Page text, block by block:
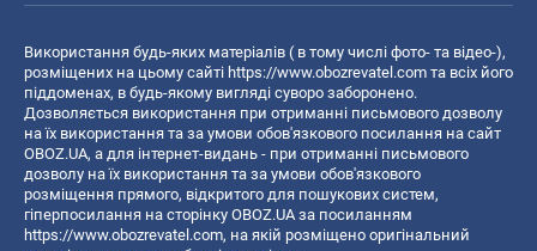
Використання будь-яких матеріалів ( в тому числі фото- та відео-),
розміщених на цьому сайті https://www.obozrevatel.com та всіх його
піддоменах, в будь-якому вигляді суворо заборонено.
Дозволяється використання при отриманні письмового дозволу
на їх використання та за умови обов'язкового посилання на сайт
OBOZ.UA, а для інтернет-видань - при отриманні письмового
дозволу на їх використання та за умови обов'язкового
розміщення прямого, відкритого для пошукових систем,
гіперпосилання на сторінку OBOZ.UA за посиланням
https://www.obozrevatel.com, на якій розміщено оригінальний